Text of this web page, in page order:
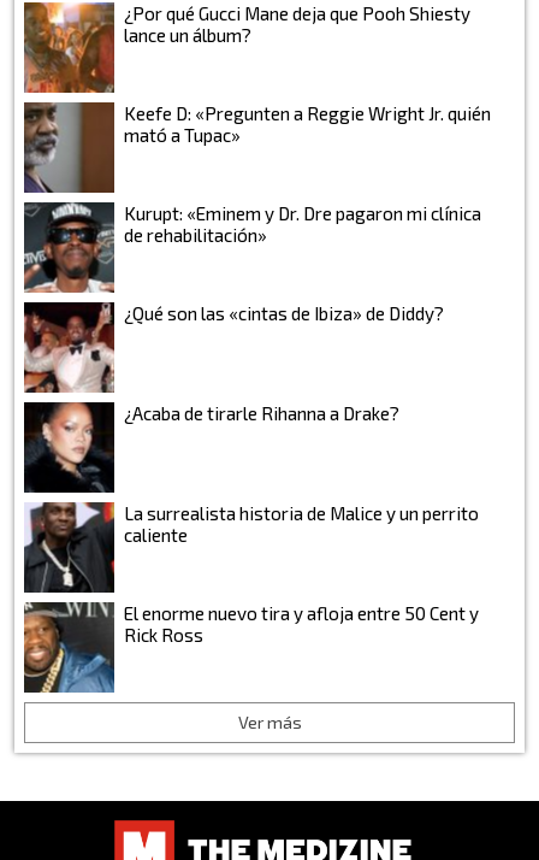
¿Por qué Gucci Mane deja que Pooh Shiesty
lance un álbum?
Keefe D: «Pregunten a Reggie Wright Jr. quién
mató a Tupac»
Kurupt: «Eminem y Dr. Dre pagaron mi clínica
de rehabilitación»
¿Qué son las «cintas de Ibiza» de Diddy?
¿Acaba de tirarle Rihanna a Drake?
La surrealista historia de Malice y un perrito
caliente
El enorme nuevo tira y afloja entre 50 Cent y
Rick Ross
Ver más